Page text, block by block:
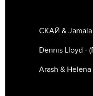
СКАЙ & Jamala
Dennis Lloyd -
Arash &